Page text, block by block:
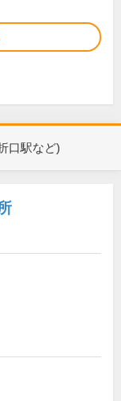
口駅など)